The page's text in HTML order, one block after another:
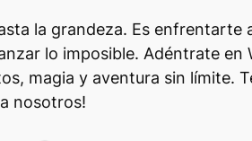
la grandeza. Es enfrentarte
lo imposible. Adéntrate
magia y aventura sin límite.
nosotros!